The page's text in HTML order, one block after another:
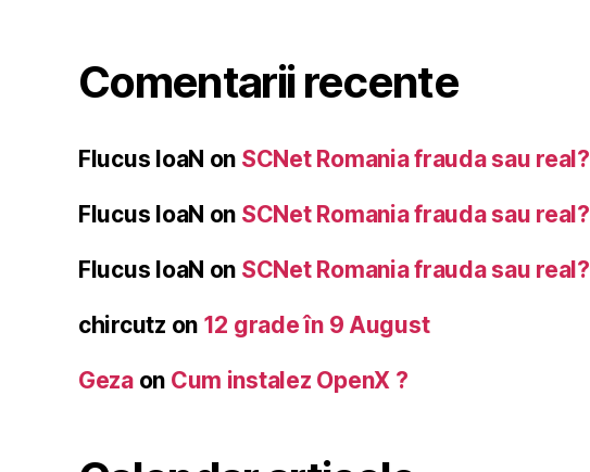
Comentarii recente
Flucus IoaN on SCNet Romania frauda sau real?
Flucus IoaN on SCNet Romania frauda sau real?
Flucus IoaN on SCNet Romania frauda sau real?
chircutz on 12 grade în 9 August
Gezaon Cum instalez OpenX ?